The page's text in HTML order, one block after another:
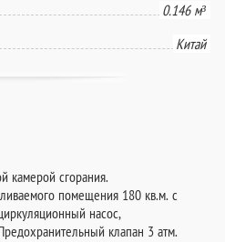
0.146 м³
Китай
камерой сгорания.
помещения 180 кв.м. с
насос,
клапан 3 атм.